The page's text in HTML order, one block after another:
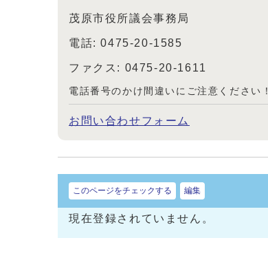
茂原市役所議会事務局
電話: 0475-20-1585
ファクス: 0475-20-1611
電話番号のかけ間違いにご注意ください！
お問い合わせフォーム
このページをチェックする 編集
現在登録されていません。